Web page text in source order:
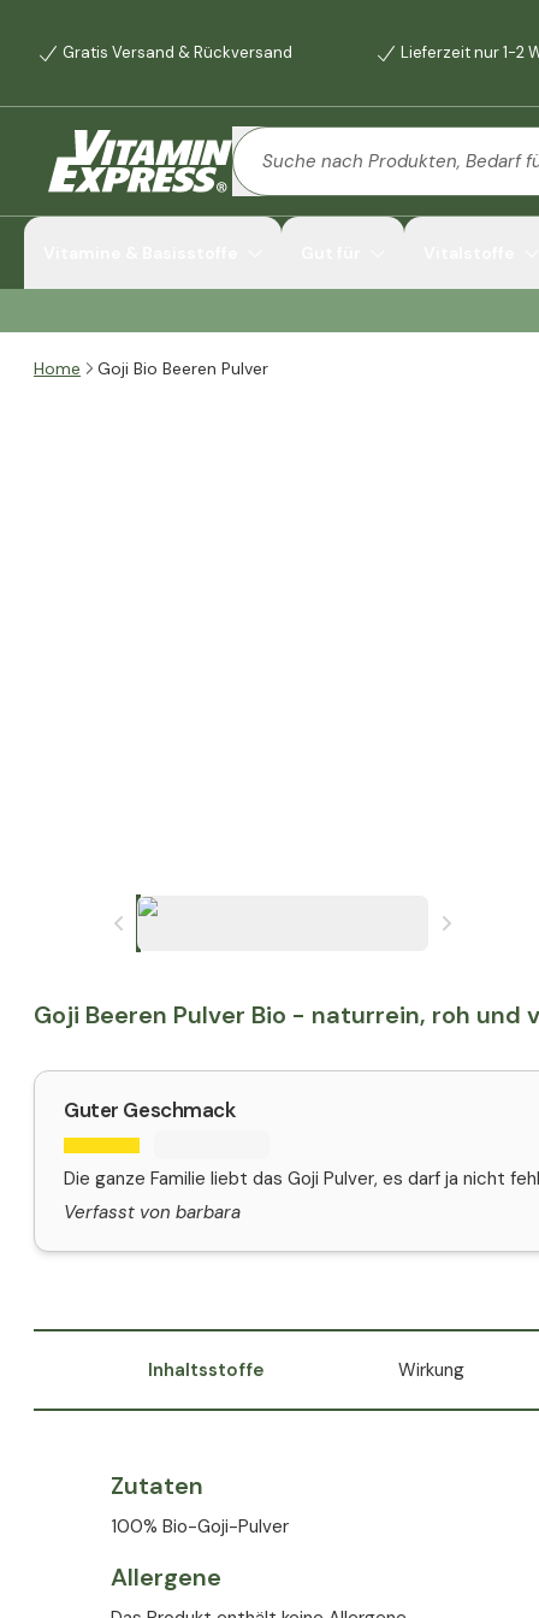
Gratis Versand & Rückversand Lieferzeit nur 1-2
Home Goji Bio Beeren Pulver
Goji Beeren Pulver Bio - naturrein, roh und
Guter Geschmack
Die ganze Familie liebt das Goji Pulver, es darf ja nicht
Verfasst von barbara
Inhaltsstoffe Wirkung
Zutaten
100% Bio-Goji-Pulver
Allergene